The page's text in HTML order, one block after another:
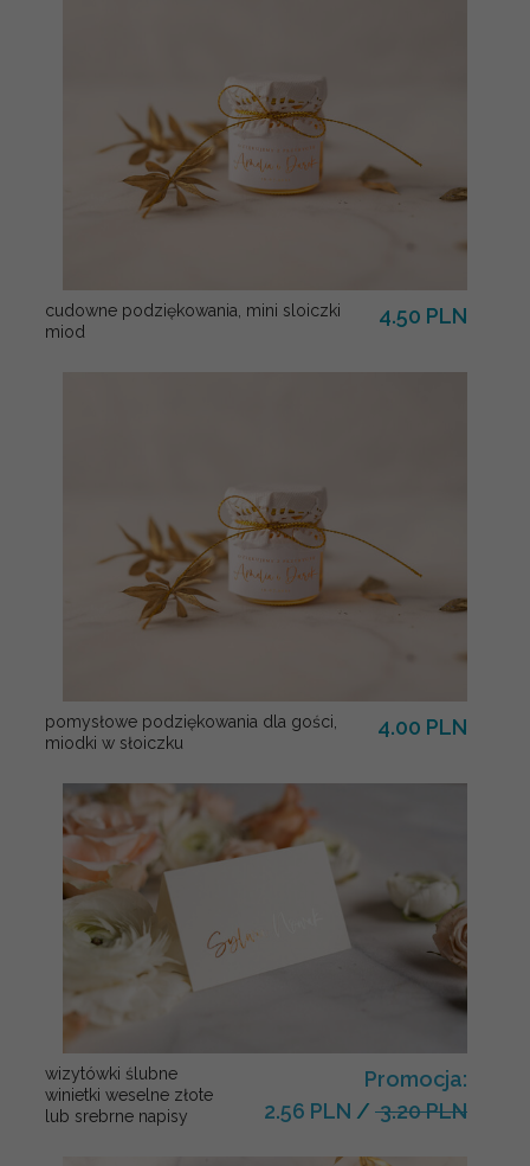
cudowne podziękowania, mini sloiczki
miod
4.50 PLN
pomysłowe podziękowania dla gości,
miodki w słoiczku
4.00 PLN
wizytówki ślubne
winietki weselne złote
lub srebrne napisy
Promocja:
2.56 PLN / 3.20 PLN